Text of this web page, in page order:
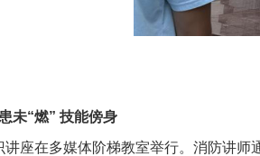
未“燃” 技能傍身
讲座在多媒体阶梯教室举行。消防讲